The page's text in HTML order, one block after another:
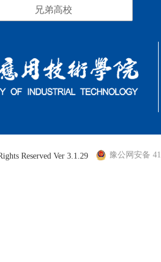
兄弟高校
Reserved Ver 3.1.29 豫公网安备